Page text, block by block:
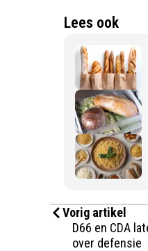
Lees ook
Vorig artikel
D66 en CDA
over defensie